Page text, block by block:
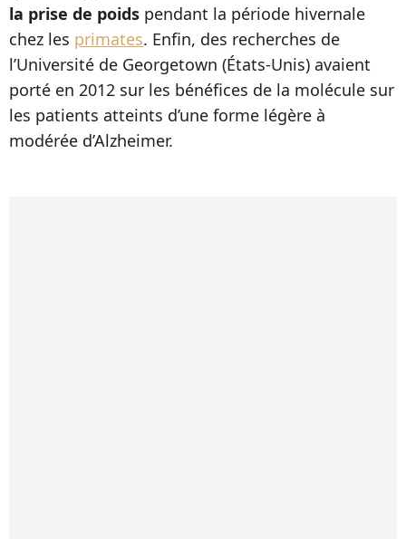
la prise de poids pendant la période hivernale
chez les primates. Enfin, des recherches de
l’Université de Georgetown (États-Unis) avaient
porté en 2012 sur les bénéfices de la molécule sur
les patients atteints d’une forme légère à
modérée d’Alzheimer.